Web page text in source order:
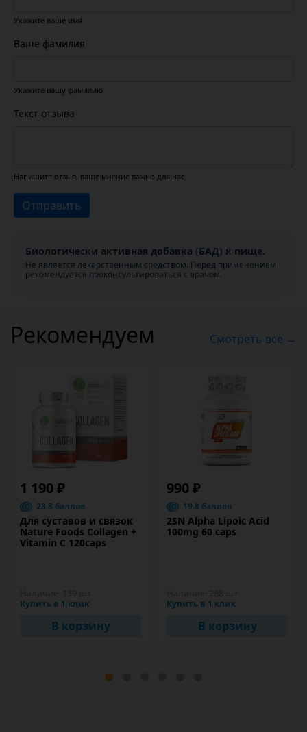
Укажите ваше имя
Ваше фамилия
Укажите вашу фамилию
Текст отзыва
Напишите отзыв, ваше мнение важно для нас.
Отправить
Биологически активная добавка (БАД) к пище.
Не является лекарственным средством. Перед применением
рекомендуется проконсультироваться с врачом.
Рекомендуем Смотреть все →
1 190 ₽
23.8 баллов
Для суставов и связок
Nature Foods Collagen +
Vitamin C 120caps
Купить в 1 клик
В корзину
990 ₽
19.8 баллов
2SN Alpha Lipoic Acid
100mg 60 caps
Купить в 1 клик
В корзину